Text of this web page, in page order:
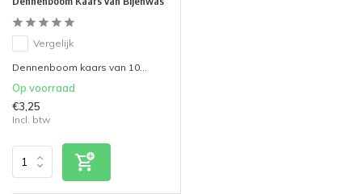
Vergelijk
Dennenboom kaars van 10...
Op voorraad
€3,25
Incl. btw